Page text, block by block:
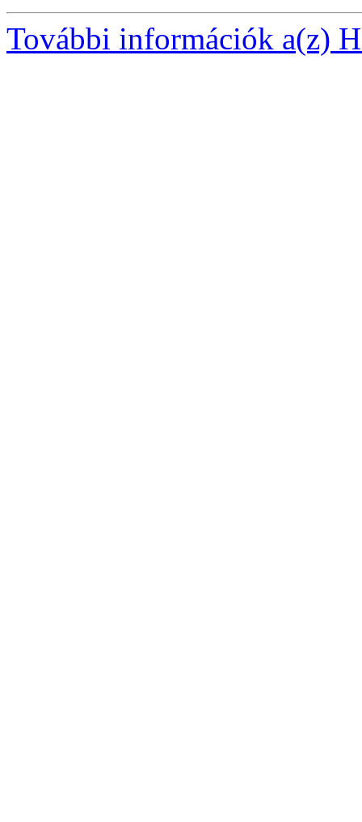
További információk a(z)